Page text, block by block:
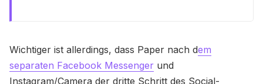
Wichtiger ist allerdings, dass Paper nach dem
separaten Facebook Messenger und
Instagram/Camera der dritte Schritt des Social-